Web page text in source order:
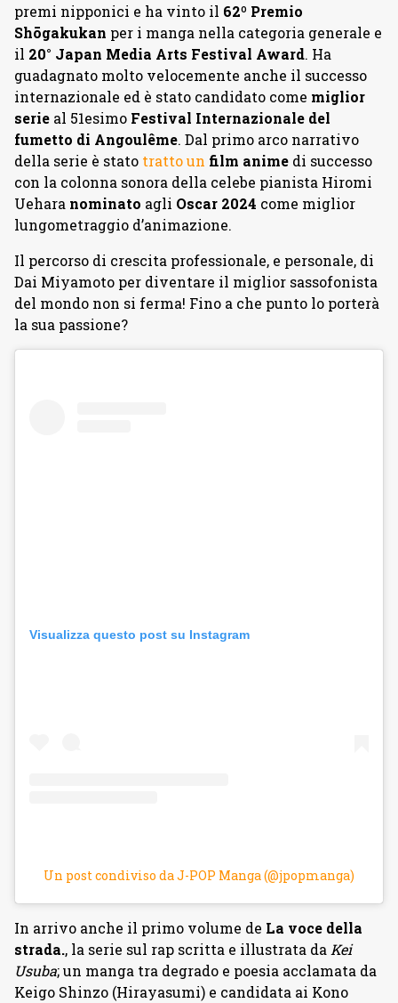
premi nipponici e ha vinto il 62º Premio
Shōgakukan per i manga nella categoria generale e
il 20° Japan Media Arts Festival Award. Ha
guadagnato molto velocemente anche il successo
internazionale ed è stato candidato come miglior
serie al 51esimo Festival Internazionale del
fumetto di Angoulême. Dal primo arco narrativo
della serie è stato tratto un film anime di successo
con la colonna sonora della celebe pianista Hiromi
Uehara nominato agli Oscar 2024 come miglior
lungometraggio d’animazione.
Il percorso di crescita professionale, e personale, di
Dai Miyamoto per diventare il miglior sassofonista
del mondo non si ferma! Fino a che punto lo porterà
la sua passione?
Visualizza questo post su Instagram
Un post condiviso da J-POP Manga (@jpopmanga)
In arrivo anche il primo volume de La voce della
strada., la serie sul rap scritta e illustrata da Kei
Usuba; un manga tra degrado e poesia acclamata da
Keigo Shinzo (Hirayasumi) e candidata ai Kono